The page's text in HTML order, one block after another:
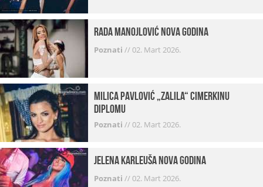
Rada Manojlović Nova godina
Poznati //02. Mart 2026.
Milica Pavlović „zalila“ cimerkinu
diplomu
Poznati //02. Mart 2026.
Jelena Karleuša Nova godina
Poznati //02. Mart 2026.